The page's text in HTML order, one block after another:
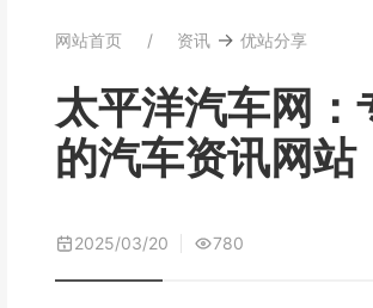
网站首页 资讯 → 优站分享
太平洋汽车网：
的汽车资讯网站
2025/03/20 780